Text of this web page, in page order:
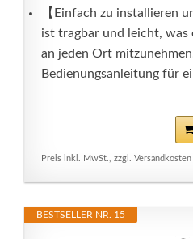
【Einfach zu installieren
ist tragbar und leicht, was
an jeden Ort
Bedienungsanleitung für
Preis inkl. MwSt., zzgl. Versandkosten
BESTSELLER NR. 15